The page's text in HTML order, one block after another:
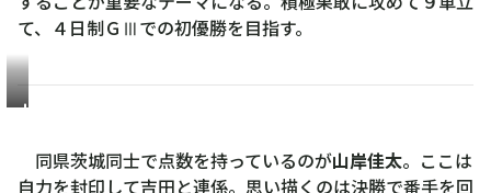
も
ぎ
取
る
て、４日制ＧⅢでの初優勝を目指す。
山
同県茨城同士で点数を持っているのが山岸佳太。ここは
自力を封印して吉田と連係。思い描くのは決勝で番手を回